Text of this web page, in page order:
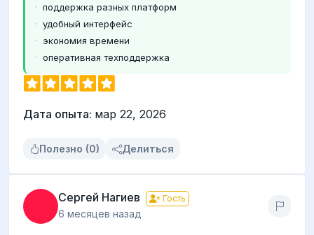
поддержка разных платформ
удобный интерфейс
экономия времени
оперативная техподдержка
Дата опыта: мар 22, 2026
Полезно (0) Делиться
Сергей Нагиев Гость
6 месяцев назад